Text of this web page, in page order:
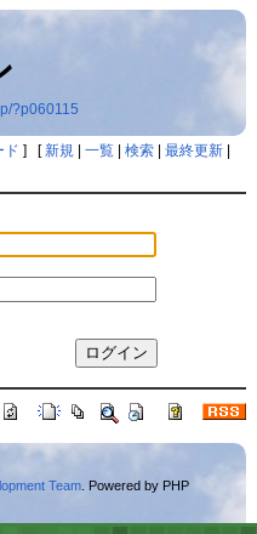
?p060115
ド ] [新規| 一覧| 検索| 最終更新|
Team. Powered by PHP